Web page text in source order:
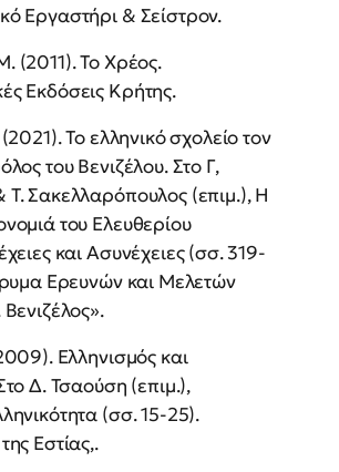
Εργαστήρι & Σείστρον.
(2011). Το Χρέος.
Εκδόσεις Κρήτης.
Το ελληνικό σχολείο τον
του Βενιζέλου. Στο Γ,
Τ. Σακελλαρόπουλος (επιμ.), Η
του Ελευθερίου
και Ασυνέχειες (σσ. 319-
Ερευνών και Μελετών
Ελληνισμός και
Δ. Τσαούση (επιμ.),
(σσ. 15-25).
Εστίας,.